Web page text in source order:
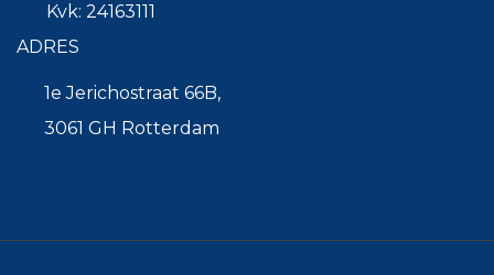
Kvk: 24163111
ADRES
1e Jerichostraat 66B,
3061 GH Rotterdam